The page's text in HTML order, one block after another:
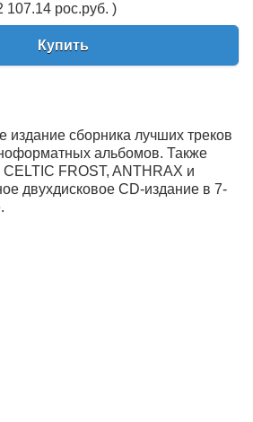
107.14 рос.руб. )
Купить
издание сборника лучших треков
альбомов. Также
FROST, ANTHRAX и
двухдисковое CD-издание в 7-